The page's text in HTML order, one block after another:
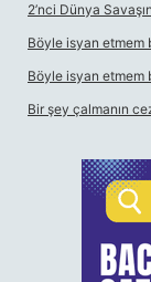
2’nci Dünya
Böyle isyan etmem
Böyle isyan etmem
Bir şey çalmanın